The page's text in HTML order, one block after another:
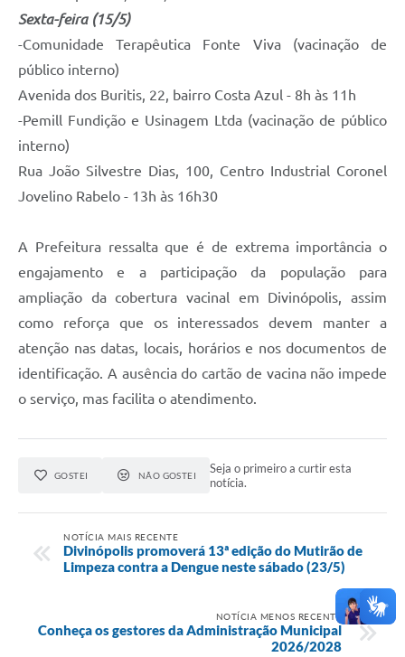
Sexta-feira (15/5)
-Comunidade Terapêutica Fonte Viva (vacinação de
público interno)
Avenida dos Buritis, 22, bairro Costa Azul - 8h às 11h
-Pemill Fundição e Usinagem Ltda (vacinação de público
interno)
Rua João Silvestre Dias, 100, Centro Industrial Coronel
Jovelino Rabelo - 13h às 16h30
A Prefeitura ressalta que é de extrema importância o
engajamento e a participação da população para
ampliação da cobertura vacinal em Divinópolis, assim
como reforça que os interessados devem manter a
atenção nas datas, locais, horários e nos documentos de
identificação. A ausência do cartão de vacina não impede
o serviço, mas facilita o atendimento.
GOSTEI NÃO GOSTEI
Seja o primeiro a curtir esta
notícia.
NOTÍCIA MAIS RECENTE
Divinópolis promoverá 13ª edição do Mutirão de
Limpeza contra a Dengue neste sábado (23/5)
NOTÍCIA MENOS RECENTE
Conheça os gestores da Administração Municipal
2026/2028